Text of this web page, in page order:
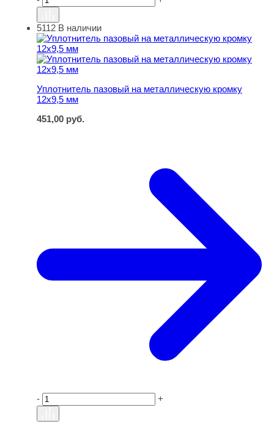
Уплотнитель пазовый на металлическую кромку
5112 В наличии
Уплотнитель пазовый на металлическую кромку
12х9,5 мм
451,00 руб.
- +